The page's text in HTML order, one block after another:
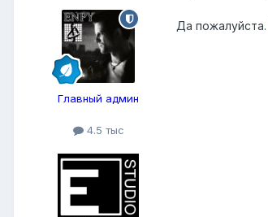
Главный админ
4.5 тыс
Да пожалуйста.